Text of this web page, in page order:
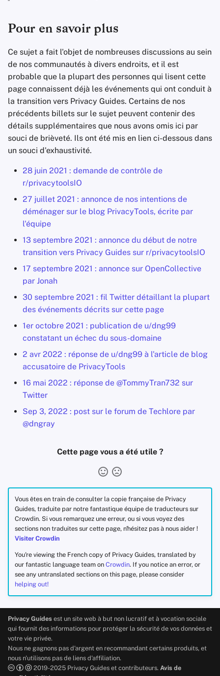
Pour en savoir plus
Ce sujet a fait l'objet de nombreuses discussions au sein
de nos communautés à divers endroits, et il est
probable que la plupart des personnes qui lisent cette
page connaissent déjà les événements qui ont conduit à
la transition vers Privacy Guides. Certains de nos
précédents billets sur le sujet peuvent contenir des
détails supplémentaires que nous avons omis ici par
souci de brièveté. Ils ont été mis en lien ci-dessous dans
un souci d'exhaustivité.
28 juin 2021 : demande de contrôle de
r/privacytoolsIO
27 juillet 2021 : annonce de nos intentions de
déménager sur le blog PrivacyTools, écrite par
l'équipe
13 septembre 2021 : annonce du début de notre
transition vers Privacy Guides sur r/privacytoolsIO
17 septembre 2021 : annonce sur OpenCollective
par Jonah
30 septembre 2021 : fil Twitter détaillant la plupart
des événements décrits sur cette page
1er octobre 2021 : publication de u/dng99
constatant un échec du sous-domaine
2 avr 2022 : réponse de u/dng99 à l'article de blog
accusatoire de PrivacyTools
16 mai 2022 : réponse de @TommyTran732 sur
Twitter
Sep 3, 2022 : post sur le forum de Techlore par
@dngray
Cette page vous a été utile ?
Vous êtes en train de consulter la copie française de Privacy
Guides, traduite par notre fantastique équipe de traducteurs sur
Crowdin. Si vous remarquez une erreur, ou si vous voyez des
sections non traduites sur cette page, n'hésitez pas à nous aider !
Visiter Crowdin
You're viewing the French copy of Privacy Guides, translated by
our fantastic language team on Crowdin. If you notice an error, or
see any untranslated sections on this page, please consider
helping out!
Privacy Guides est un site web à but non lucratif et à vocation sociale
qui fournit des informations pour protéger la sécurité de vos données et
votre vie privée.
Nous ne gagnons pas d'argent en recommandant certains produits, et
nous n'utilisons pas de liens d'affiliation.
2019-2025 Privacy Guides et contributeurs.Avis de